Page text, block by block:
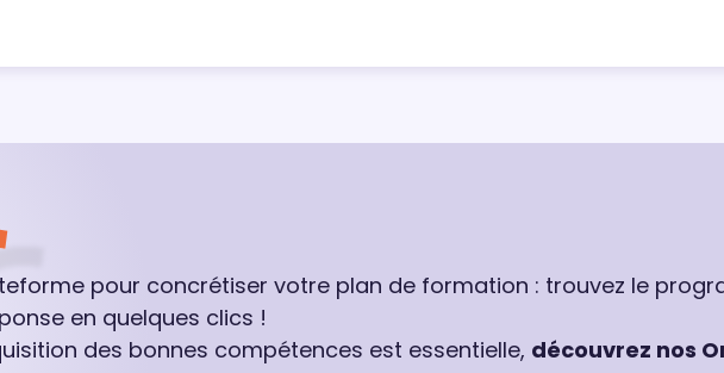
pour concrétiser votre plan de formation : trouvez le
en quelques clics !
des bonnes compétences est essentielle, découvrez nos